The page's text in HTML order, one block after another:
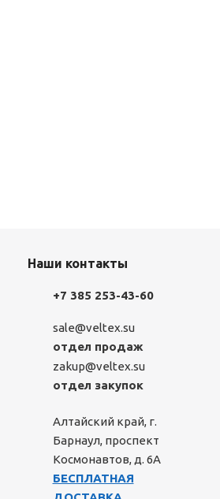
Наши контакты
+7 385 253-43-60
sale@veltex.su
отдел продаж
zakup@veltex.su
отдел закупок
Алтайский край, г.
Барнаул, проспект
Космонавтов, д. 6А
БЕСПЛАТНАЯ